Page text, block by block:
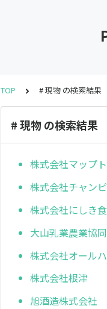
TOP # 現物 の検索結果
# 現物 の検索結果
株式会社マップ
株式会社チャン
株式会社にしき
大山乳業農業協
株式会社オール
株式会社根津
旭酒造株式会社